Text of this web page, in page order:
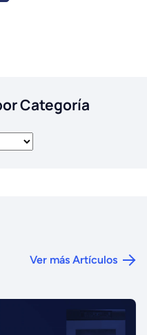
Categoría
Ver más Artículos